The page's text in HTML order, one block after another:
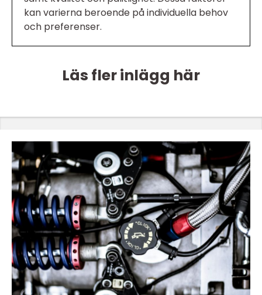
kan varierna beroende på individuella behov
och preferenser.
Läs fler inlägg här